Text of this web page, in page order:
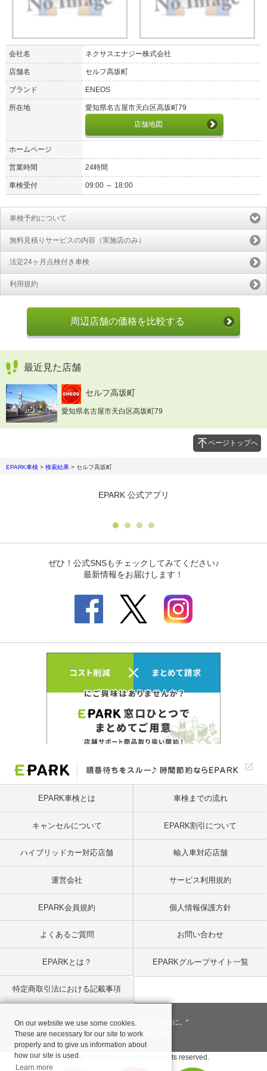
会社名 ネクサスエナジー株式会社
店舗名 セルフ高坂町
ブランド ENEOS
所在地
愛知県名古屋市天白区高坂町79
店舗地図
ホームページ
営業時間 24時間
車検受付 09:00 ～ 18:00
車検予約について
無料見積りサービスの内容（実施店のみ）
法定24ヶ月点検付き車検
利用規約
周辺店舗の価格を比較する
最近見た店舗
セルフ高坂町
愛知県名古屋市天白区高坂町79
ページトップへ
EPARK車検 > 検索結果 > セルフ高坂町
EPARK車検とは 車検までの流れ
キャンセルについて EPARK割引について
ハイブリッドカー対応店舗 輸入車対応店舗
運営会社 サービス利用規約
EPARK会員規約 個人情報保護方針
よくあるご質問 お問い合わせ
EPARKとは？ EPARKグループサイト一覧
特定商取引法における記載事項
"一回のお客様を、一生のお客様に。"
© 2001- 2026 EPARK, Inc.
Copyright©databank co, ltd. All rights reserved.
On our website we use some cookies.
These are necessary for our site to work
properly and to give us information about
how our site is used.
Learn more